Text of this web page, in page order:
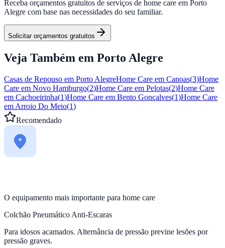
Receba orçamentos gratuitos de serviços de home care em Porto
Alegre com base nas necessidades do seu familiar.
Solicitar orçamentos gratuitos
Veja Também em Porto Alegre
Casas de Repouso em Porto AlegreHome Care em Canoas(3)Home
Care em Novo Hamburgo(2)Home Care em Pelotas(2)Home Care
em Cachoeirinha(1)Home Care em Bento Gonçalves(1)Home Care
em Arroio Do Meio(1)
Recomendado
O equipamento mais importante para home care
Colchão Pneumático Anti-Escaras
Para idosos acamados. Alternância de pressão previne lesões por
pressão graves.